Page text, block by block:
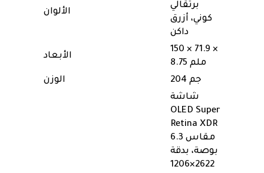
الألوان
برتقالي
كوني، أزرق
داكن
الأبعاد
150 × 71.9 ×
8.75 ملم
الوزن
204 جم
شاشة
OLED Super
Retina XDR
مقاس 6.3
بوصة، بدقة
2622×1206